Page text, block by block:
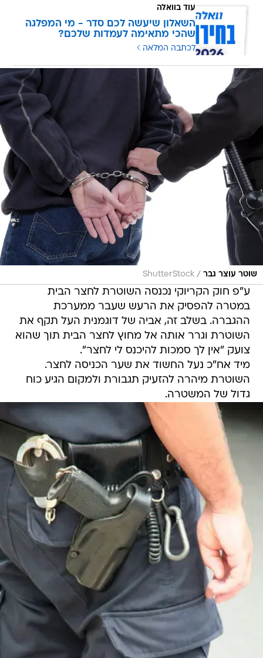
עוד בוואלה
השאלון שיעשה לכם סדר - מי המפלגה
שהכי מתאימה לעמדות שלכם?
לכתבה המלאה
שוטר עוצר גבר /
ShutterStock
ע"פ חוק הקריוקי נכנסה השוטרת לחצר הבית
במטרה להפסיק את הרעש שעבר ממערכת
ההגברה. בשלב זה, אביה של דוגמנית העל תקף את
השוטרת וגרר אותה אל מחוץ לחצר הבית תוך שהוא
צועק "אין לך סמכות להיכנס לי לחצר".
מיד אח"כ נעל החשוד את שער הכניסה לחצר.
השוטרת מיהרה להזעיק תגבורת ולמקום הגיע כוח
גדול של המשטרה.